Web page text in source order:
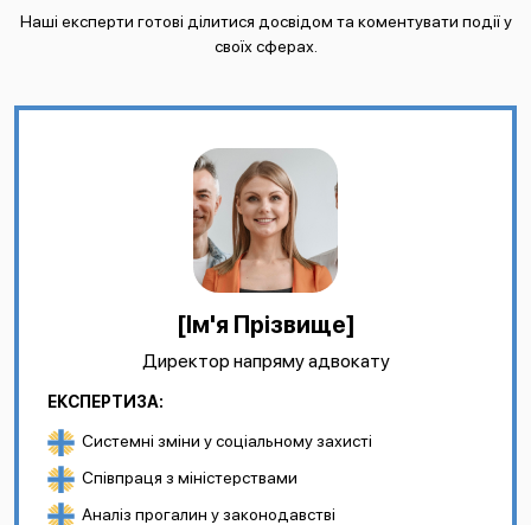
Наші експерти готові ділитися досвідом та коментувати події у
своїх сферах.
[Ім'я Прізвище]
Директор напряму адвокату
ЕКСПЕРТИЗА:
Системні зміни у соціальному захисті
Співпраця з міністерствами
Аналіз прогалин у законодавстві